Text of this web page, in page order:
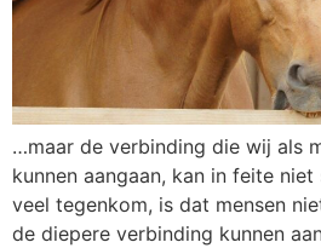
…maar de verbinding die wij als
kunnen aangaan, kan in feite
veel tegenkom, is dat mensen
de diepere verbinding kunnen